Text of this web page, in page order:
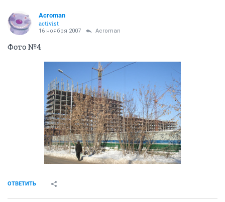
Acroman
activist
16 ноября 2007 Acroman
Фото №4
ОТВЕТИТЬ